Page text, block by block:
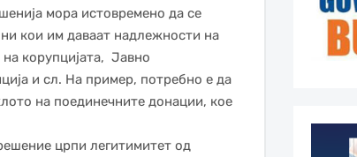
мора истовремено да се
кои им даваат надлежности на
корупцијата, Јавно
и сл. На пример, потребно е да
на поединечните донации, кое
црпи легитимитет од